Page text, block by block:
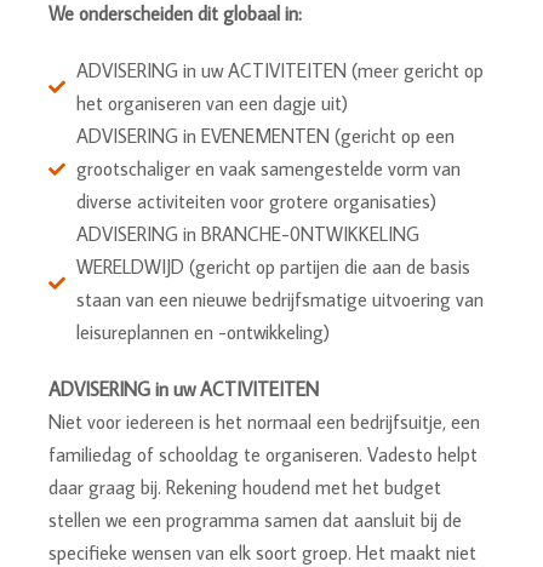
We onderscheiden dit globaal in:
ADVISERING in uw ACTIVITEITEN (meer gericht op
het organiseren van een dagje uit)
ADVISERING in EVENEMENTEN (gericht op een
grootschaliger en vaak samengestelde vorm van
diverse activiteiten voor grotere organisaties)
ADVISERING in BRANCHE-0NTWIKKELING
WERELDWIJD (gericht op partijen die aan de basis
staan van een nieuwe bedrijfsmatige uitvoering van
leisureplannen en -ontwikkeling)
ADVISERING in uw ACTIVITEITEN
Niet voor iedereen is het normaal een bedrijfsuitje, een
familiedag of schooldag te organiseren. Vadesto helpt
daar graag bij. Rekening houdend met het budget
stellen we een programma samen dat aansluit bij de
specifieke wensen van elk soort groep. Het maakt niet